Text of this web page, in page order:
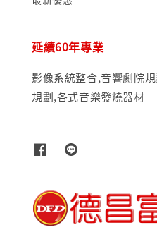
延續60年專業
影像系統整合,音響劇院
規劃,各式音樂發燒器材